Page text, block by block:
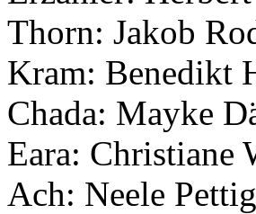
Thorn: Jakob
Kram: Benedikt
Chada: Mayke
Eara: Christiane
Ach: Neele Pettig